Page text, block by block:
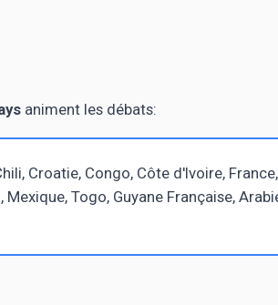
animent les débats:
Croatie, Congo, Côte d'Ivoire,
Togo, Guyane Française,